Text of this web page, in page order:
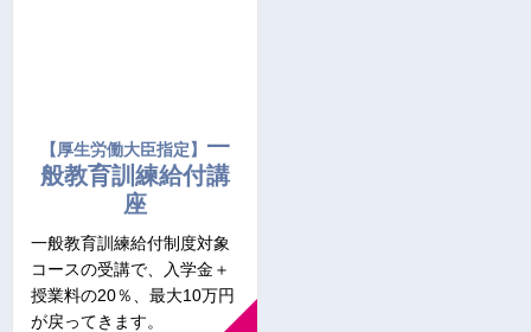
【厚生労働大臣指定】 一
般教育訓練給付講
座
一般教育訓練給付制度対象
コースの受講で、入学金＋
授業料の20％、最大10万円
が戻ってきます。